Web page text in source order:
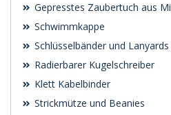
Gepresstes Zaubertuch aus
Schwimmkappe
Schlüsselbänder und Lanyards
Radierbarer Kugelschreiber
Klett Kabelbinder
Strickmütze und Beanies